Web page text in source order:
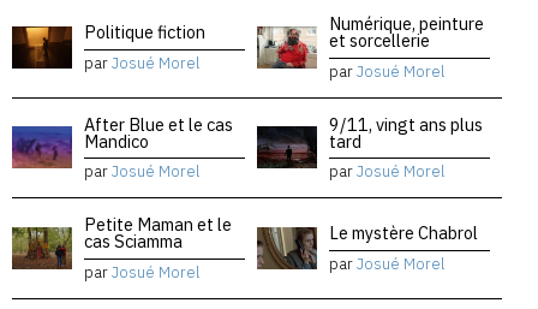
Politique fiction
parJosué Morel
Numérique, peinture
et sorcellerie
parJosué Morel
After Blue et le cas
Mandico
parJosué Morel
9/11, vingt ans plus
tard
parJosué Morel
Petite Maman et le
cas Sciamma
parJosué Morel
Le mystère Chabrol
parJosué Morel